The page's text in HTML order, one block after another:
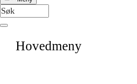
Hovedmeny